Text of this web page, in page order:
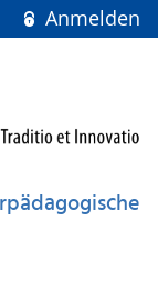
Anmelden